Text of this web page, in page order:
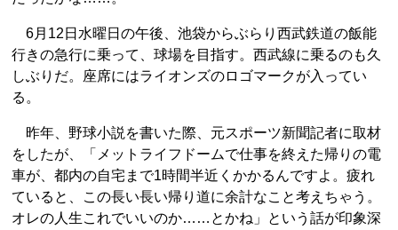
6月12日水曜日の午後、池袋からぶらり西武鉄道の飯能
行きの急行に乗って、球場を目指す。西武線に乗るのも久
しぶりだ。座席にはライオンズのロゴマークが入ってい
る。
昨年、野球小説を書いた際、元スポーツ新聞記者に取材
をしたが、「メットライフドームで仕事を終えた帰りの電
車が、都内の自宅まで1時間半近くかかるんですよ。疲れ
ていると、この長い長い帰り道に余計なこと考えちゃう。
オレの人生これでいいのか……とかね」という話が印象深